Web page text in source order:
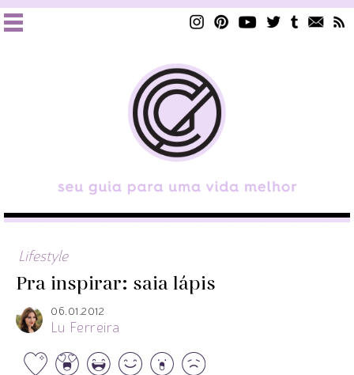
Lifestyle
Pra inspirar: saia lápis
06.01.2012
Lu Ferreira